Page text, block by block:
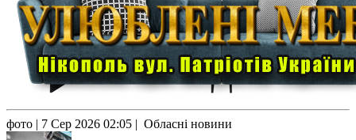
фото | 7 Сер 2026 02:05 | Обласні новини